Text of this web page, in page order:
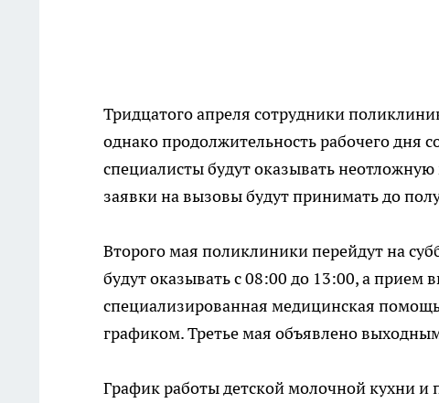
Тридцатого апреля сотрудники
однако продолжительность рабочего дня
специалисты будут оказывать
заявки на вызовы будут принимать до
Второго мая поликлиники перейдут на
будут оказывать с 08:00 до 13:00, а прием
специализированная медицинская
графиком. Третье мая объявлено
График работы детской молочной кухни